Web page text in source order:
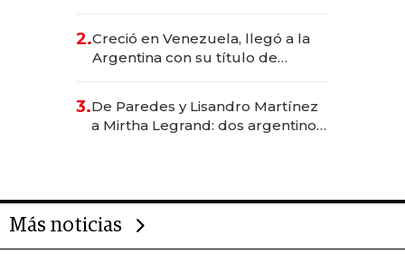
2.Creció en Venezuela, llegó a la
Argentina con su título de
las marcas "fast premium"
3.De Paredes y Lisandro Martínez
a Mirtha Legrand: dos argentinos
Más noticias